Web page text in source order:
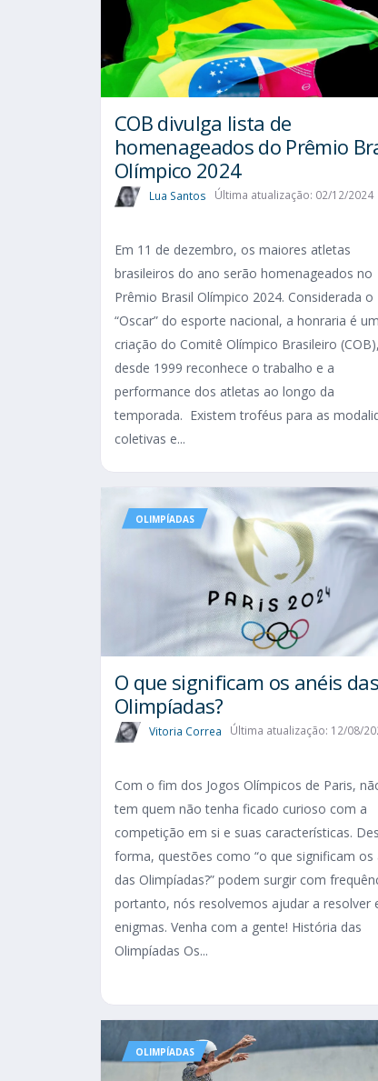
COB divulga lista de
homenageados do Prêmio
Olímpico 2024
Lua Santos Última atualização: 02/12/2024
Em 11 de dezembro, os maiores atletas
brasileiros do ano serão homenageados no
Prêmio Brasil Olímpico 2024. Considerada o
“Oscar” do esporte nacional, a honraria é
criação do Comitê Olímpico Brasileiro
desde 1999 reconhece o trabalho e a
performance dos atletas ao longo da
temporada. Existem troféus para as
coletivas e...
OLIMPÍADAS
O que significam os anéis das
Olimpíadas?
Vitoria Correa Última atualização: 12/08/
Com o fim dos Jogos Olímpicos de Paris,
tem quem não tenha ficado curioso com a
competição em si e suas características.
forma, questões como “o que significam os
das Olimpíadas?” podem surgir com
portanto, nós resolvemos ajudar a resolver
enigmas. Venha com a gente! História das
Olimpíadas Os...
OLIMPÍADAS